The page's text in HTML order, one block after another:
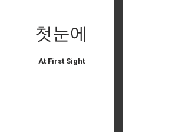
첫눈에
At First Sight